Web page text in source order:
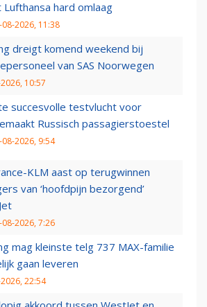
Lufthansa hard omlaag
08-2026, 11:38
dreigt komend weekend bij
van SAS Noorwegen
10:57
succesvolle testvlucht voor
Russisch passagierstoestel
08-2026, 9:54
KLM aast op terugwinnen
van ‘hoofdpijn bezorgend’
08-2026, 7:26
mag kleinste telg 737 MAX-familie
gaan leveren
22:54